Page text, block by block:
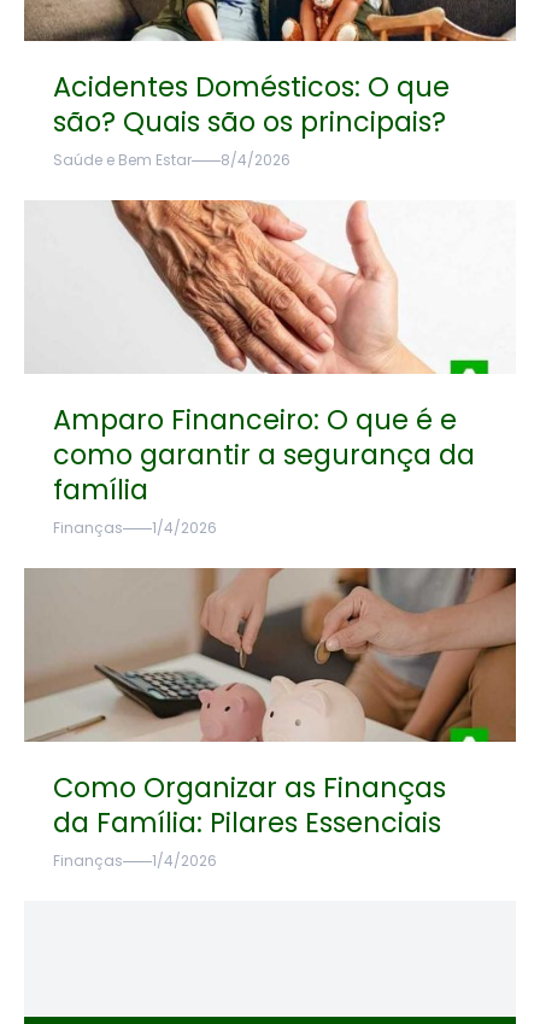
Acidentes Domésticos: O que
são? Quais são os principais?
Saúde e Bem Estar 8/4/2026
Amparo Financeiro: O que é e
como garantir a segurança da
família
Finanças 1/4/2026
Como Organizar as Finanças
da Família: Pilares Essenciais
Finanças 1/4/2026